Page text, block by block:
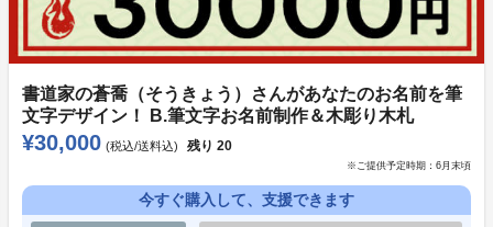
書道家の蒼喬（そうきょう）さんがあなたのお名前を筆
文字デザイン！ B.筆文字お名前制作＆木彫り木札
¥30,000 (税込/送料込) 残り 20
※ご提供予定時期： 6月末頃
今すぐ購入して、支援できます